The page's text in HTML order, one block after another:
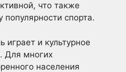
что также
популярности спорта.
и культурное
Для многих
населения